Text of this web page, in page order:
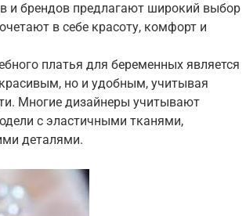
и брендов предлагают широкий выбор
в себе красоту, комфорт и
платья для беременных является
но и удобным, учитывая
Многие дизайнеры учитывают
с эластичными тканями,
деталями.